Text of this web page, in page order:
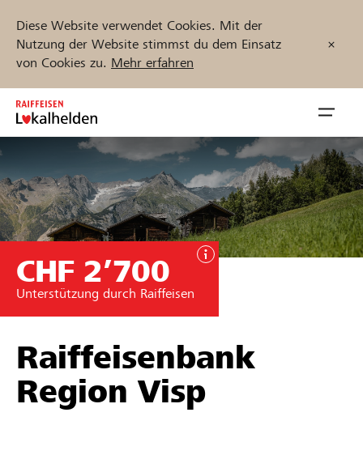
Diese Website verwendet Cookies. Mit der
Nutzung der Website stimmst du dem Einsatz
von Cookies zu. Mehr erfahren
Zum
Inhalt
springen
öffnen
Unterstützen
Hilfe & Support
Partner / Raiffeisenbank
Projekte und Organisationen finden
Jetzt starten
CHF 2’700
Unterstützung durch Raiffeisen
Raiffeisenbank
Region Visp